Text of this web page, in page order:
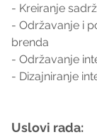
- Kreiranje
- Održavanje i
brenda
- Održavanje
- Dizajniranje
Uslovi rada: